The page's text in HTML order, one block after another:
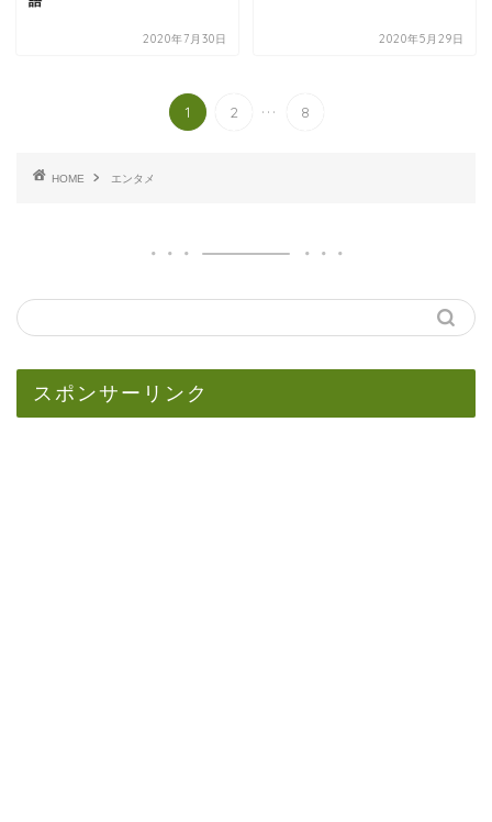
2020年7月30日 2020年5月29日
1 2 ... 8
HOME エンタメ
スポンサーリンク